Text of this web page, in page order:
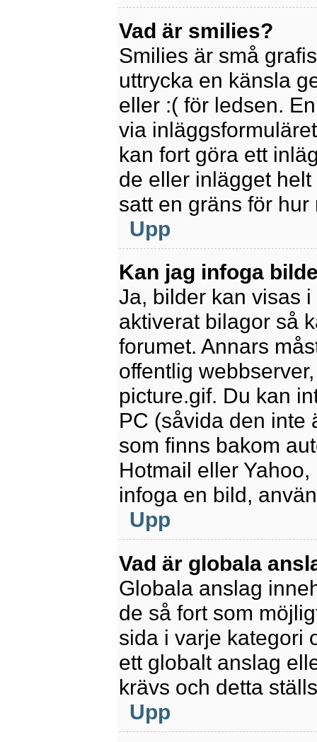
Vad är smilies?
Smilies är små
uttrycka en känsla
eller :( för ledsen.
via
kan fort göra ett
de eller inlägget
satt en gräns för
Upp
Kan jag infoga
Ja, bilder kan visas
aktiverat bilagor så
forumet. Annars
offentlig
picture.gif. Du kan
PC (såvida den inte
som finns bakom
Hotmail eller
infoga en bild,
Upp
Vad är globala
Globala anslag
de så fort som
sida i varje kategori
ett globalt anslag
krävs och detta
Upp